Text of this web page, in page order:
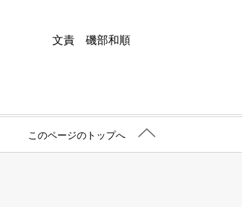
文責 磯部和順
このページのトップへ